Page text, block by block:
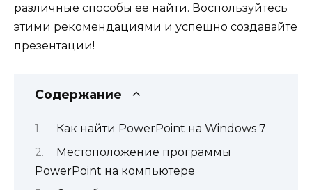
различные способы ее найти. Воспользуйтесь
этими рекомендациями и успешно создавайте
презентации!
Содержание
Как найти PowerPoint на Windows 7
Местоположение программы
PowerPoint на компьютере